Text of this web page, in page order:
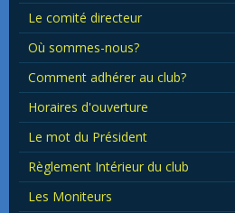
Le comité directeur
Où sommes-nous?
Comment adhérer au club?
Horaires d'ouverture
Le mot du Président
Règlement Intérieur du club
Les Moniteurs